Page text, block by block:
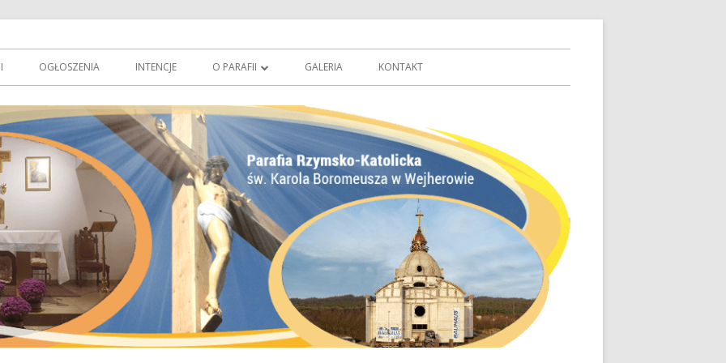
OGŁOSZENIA INTENCJE O PARAFII GALERIA KONTAKT